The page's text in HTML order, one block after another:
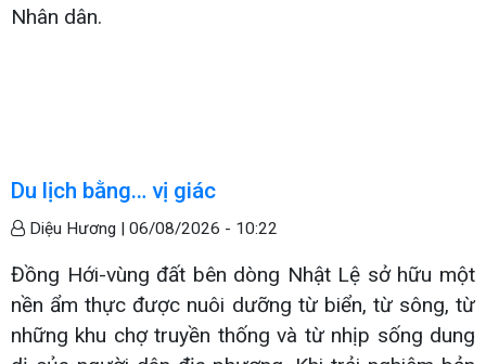
Nhân dân.
Du lịch bằng… vị giác
Diệu Hương | 06/08/2026 - 10:22
Đồng Hới-vùng đất bên dòng Nhật Lệ sở hữu một
nền ẩm thực được nuôi dưỡng từ biển, từ sông, từ
những khu chợ truyền thống và từ nhịp sống dung